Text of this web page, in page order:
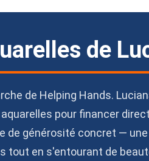
de
de Helping Hands.
pour financer
de générosité concret —
tout en s'entourant de